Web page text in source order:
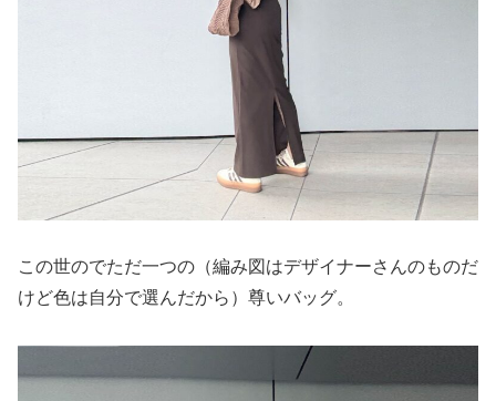
この世のでただ一つの（編み図はデザイナーさんのものだ
けど色は自分で選んだから）尊いバッグ。